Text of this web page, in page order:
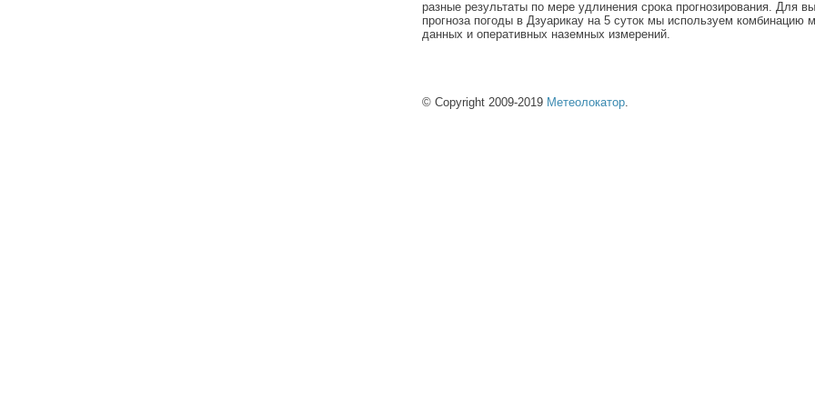
разные результаты по мере удлинения срока прогнозирования. Для
прогноза погоды в Дзуарикау на 5 суток мы используем комбинацию
данных и оперативных наземных измерений.
© Copyright 2009-2019 Метеолокатор